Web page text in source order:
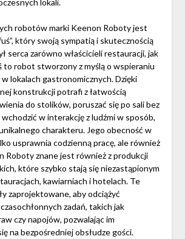
lokali.
robotów marki Keenon Roboty jest
który swoją sympatią i skutecznością
serca zarówno właścicieli restauracji, jak
to robot stworzony z myślą o wspieraniu
lokalach gastronomicznych. Dzięki
konstrukcji potrafi z łatwością
do stolików, poruszać się po sali bez
wchodzić w interakcję z ludźmi w sposób,
charakteru. Jego obecność w
usprawnia codzienną pracę, ale również
Roboty znane jest również z produkcji
które szybko stają się niezastąpionym
kawiarniach i hotelach. Te
zaprojektowane, aby odciążyć
zadań, takich jak
czy napojów, pozwalając im
na bezpośredniej obsłudze gości.